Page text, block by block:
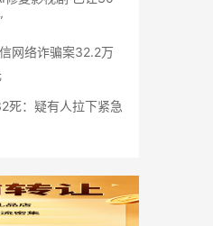
网络诈骗案32.2万
死：疑有人拉下紧急